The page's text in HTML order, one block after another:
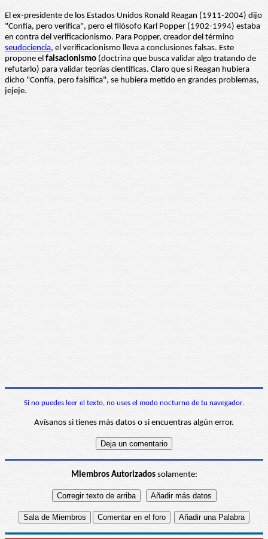
El ex-presidente de los Estados Unidos Ronald Reagan (1911-2004) dijo
"Confía, pero verifica", pero el filósofo Karl Popper (1902-1994) estaba
en contra del verificacionismo. Para Popper, creador del término
seudociencia, el verificacionismo lleva a conclusiones falsas. Este
propone el falsacionismo (doctrina que busca validar algo tratando de
refutarlo) para validar teorías científicas. Claro que si Reagan hubiera
dicho "Confía, pero falsifica", se hubiera metido en grandes problemas,
jejeje.
Si no puedes leer el texto, no uses el modo nocturno de tu navegador.
Avísanos si tienes más datos o si encuentras algún error.
Miembros Autorizadossolamente: